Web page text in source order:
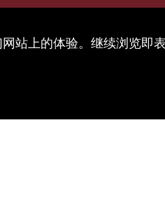
站上的体验。继续浏览即